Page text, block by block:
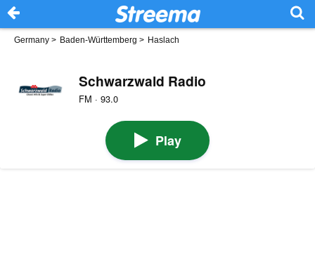
Germany > Baden-Württemberg > Haslach
Schwarzwald Radio
FM · 93.0
Play